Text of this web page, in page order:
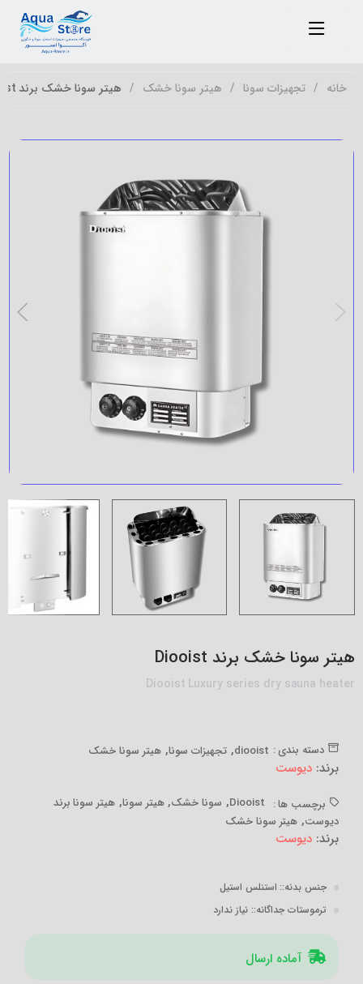
خانه تجهیزات سونا هیتر سونا خشک هیتر سونا خشک برند Diooist
هیتر سونا خشک برند Diooist
Diooist Luxury series dry sauna heater
دسته بندی : diooist
, تجهیزات سونا,هیتر سونا خشک
برند: دیوست
برچسب ها : Diooist
, سونا خشک,هیتر سونا, هیتر سونا برند
دیوست, هیتر سونا خشک
برند: دیوست
جنس بدنه:: استنلس استیل
ترموستات جداگانه:: نیاز ندارد
آماده ارسال